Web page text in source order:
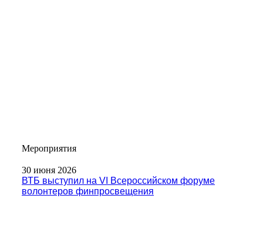
Мероприятия
30 июня 2026
ВТБ выступил на VI Всероссийском форуме
волонтеров финпросвещения